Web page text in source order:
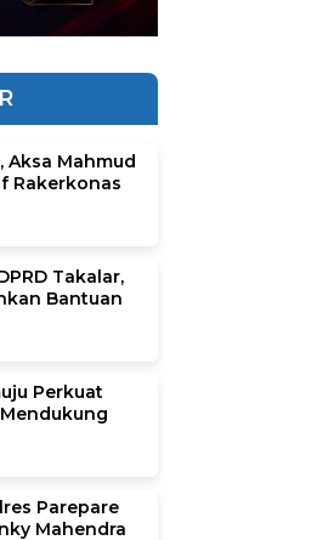
Aksa Mahmud
Rakerkonas
Takalar,
Bantuan
Perkuat
Parepare
Mahendra